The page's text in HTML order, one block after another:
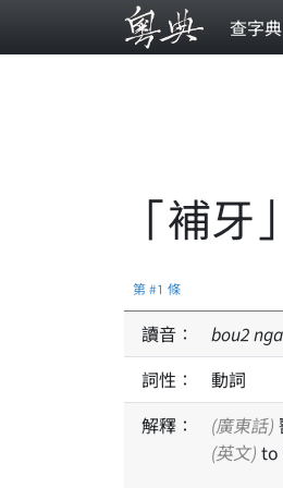
查字典
「補牙」
第 #1 條
讀音： bou2
詞性：
動詞
解釋：
(廣東話)
(英文) to